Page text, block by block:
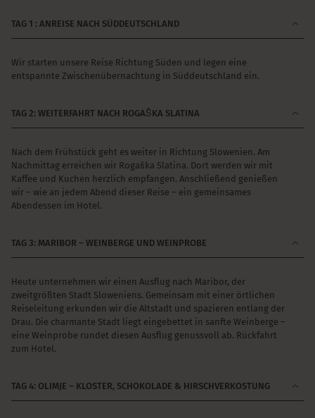
TAG 1 : ANREISE NACH SÜDDEUTSCHLAND
Wir starten unsere Reise Richtung Süden und legen eine
entspannte Zwischenübernachtung in Süddeutschland ein.
TAG 2: WEITERFAHRT NACH ROGAŠKA SLATINA
Nach dem Frühstück geht es weiter in Richtung Slowenien. Am
Nachmittag erreichen wir Rogaška Slatina. Dort werden wir mit
Kaffee und Kuchen herzlich empfangen. Anschließend genießen
wir – wie an jedem Abend dieser Reise – ein gemeinsames
Abendessen im Hotel.
TAG 3: MARIBOR – WEINBERGE UND WEINPROBE
Heute unternehmen wir einen Ausflug nach Maribor, der
zweitgrößten Stadt Sloweniens. Gemeinsam mit einer örtlichen
Reiseleitung erkunden wir die Altstadt und spazieren entlang der
Drau. Die charmante Stadt liegt eingebettet in sanfte Weinberge –
eine Weinprobe rundet diesen Ausflug genussvoll ab. Rückfahrt
zum Hotel.
TAG 4: OLIMJE – KLOSTER, SCHOKOLADE & HIRSCHVERKOSTUNG